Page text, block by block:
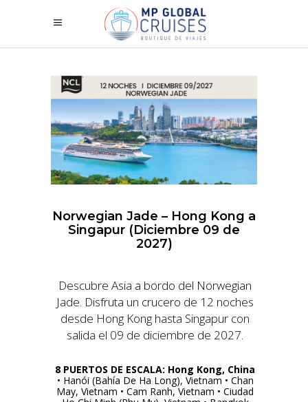
Norwegian Jade – Hong Kong a
Singapur (Diciembre 09 de
2027)
Descubre Asia a bordo del Norwegian
Jade. Disfruta un crucero de 12 noches
desde Hong Kong hasta Singapur con
salida el 09 de diciembre de 2027.
8 PUERTOS DE ESCALA: Hong Kong, China
• Hanói (Bahía De Ha Long), Vietnam • Chan
May, Vietnam • Cam Ranh, Vietnam • Ciudad